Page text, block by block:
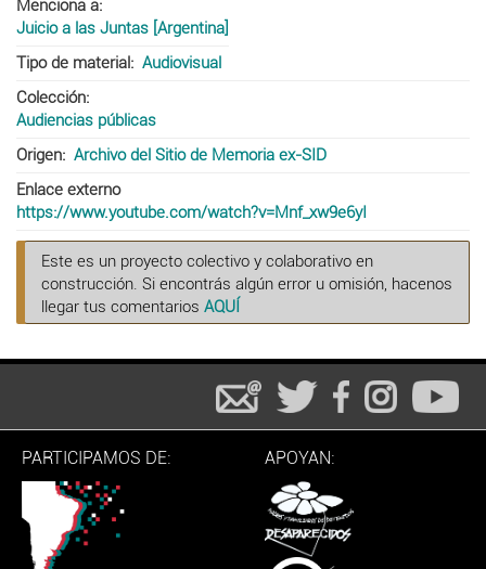
Menciona a
Juicio a las Juntas [Argentina]
Tipo de material
Audiovisual
Colección
Audiencias públicas
Origen
Archivo del Sitio de Memoria ex-SID
Enlace externo
https://www.youtube.com/watch?v=Mnf_xw9e6yI
Este es un proyecto colectivo y colaborativo en
construcción. Si encontrás algún error u omisión, hacenos
llegar tus comentarios AQUÍ
PARTICIPAMOS DE: APOYAN: